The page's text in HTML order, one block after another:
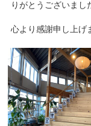
りがとうございまし
心より感謝申し上げ